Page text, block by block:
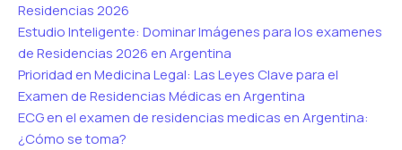
Residencias 2026
Estudio Inteligente: Dominar Imágenes para los examenes
de Residencias 2026 en Argentina
Prioridad en Medicina Legal: Las Leyes Clave para el
Examen de Residencias Médicas en Argentina
ECG en el examen de residencias medicas en Argentina:
¿Cómo se toma?